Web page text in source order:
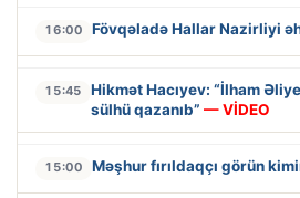
16:00 Fövqəladə Hallar Nazirliyi
15:45
Hikmət Hacıyev: “İlham
sülhü qazanıb” — VİDEO
15:00 Məşhur fırıldaqçı görün